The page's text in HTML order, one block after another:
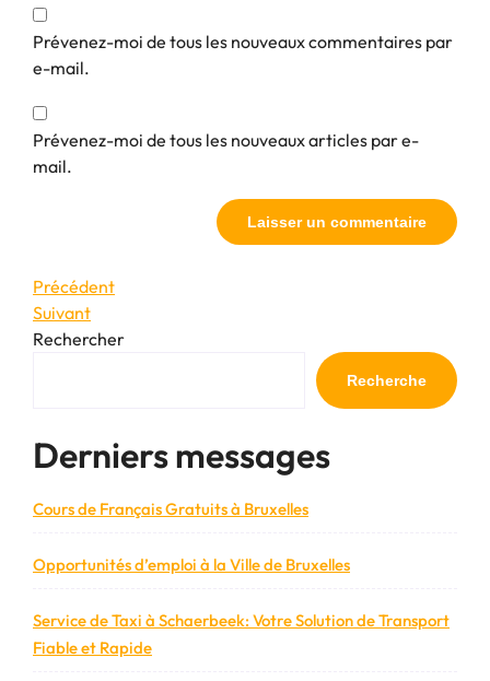
Prévenez-moi de tous les nouveaux commentaires par
e-mail.
Prévenez-moi de tous les nouveaux articles par e-
mail.
Navigation
de
Article
précédent
Précédent
Article
suivant
Suivant
Rechercher
Recherche
Derniers messages
Cours de Français Gratuits à Bruxelles
Opportunités d’emploi à la Ville de Bruxelles
Service de Taxi à Schaerbeek: Votre Solution de Transport
Fiable et Rapide